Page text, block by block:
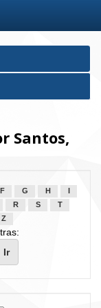
Santos,
F G H
R S
T
Z